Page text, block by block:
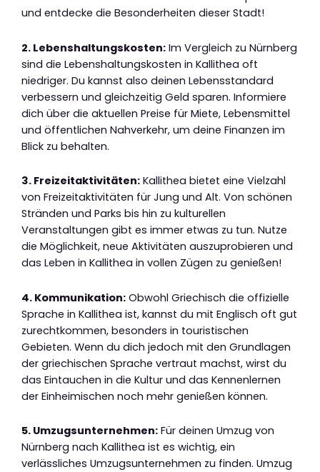
und entdecke die Besonderheiten dieser Stadt!
2. Lebenshaltungskosten: Im Vergleich zu Nürnberg
sind die Lebenshaltungskosten in Kallithea oft
niedriger. Du kannst also deinen Lebensstandard
verbessern und gleichzeitig Geld sparen. Informiere
dich über die aktuellen Preise für Miete, Lebensmittel
und öffentlichen Nahverkehr, um deine Finanzen im
Blick zu behalten.
3. Freizeitaktivitäten: Kallithea bietet eine Vielzahl
von Freizeitaktivitäten für Jung und Alt. Von schönen
Stränden und Parks bis hin zu kulturellen
Veranstaltungen gibt es immer etwas zu tun. Nutze
die Möglichkeit, neue Aktivitäten auszuprobieren und
das Leben in Kallithea in vollen Zügen zu genießen!
4. Kommunikation: Obwohl Griechisch die offizielle
Sprache in Kallithea ist, kannst du mit Englisch oft gut
zurechtkommen, besonders in touristischen
Gebieten. Wenn du dich jedoch mit den Grundlagen
der griechischen Sprache vertraut machst, wirst du
das Eintauchen in die Kultur und das Kennenlernen
der Einheimischen noch mehr genießen können.
5. Umzugsunternehmen: Für deinen Umzug von
Nürnberg nach Kallithea ist es wichtig, ein
verlässliches Umzugsunternehmen zu finden. Umzug